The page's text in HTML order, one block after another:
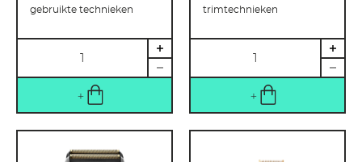
gebruikte technieken
trimtechnieken